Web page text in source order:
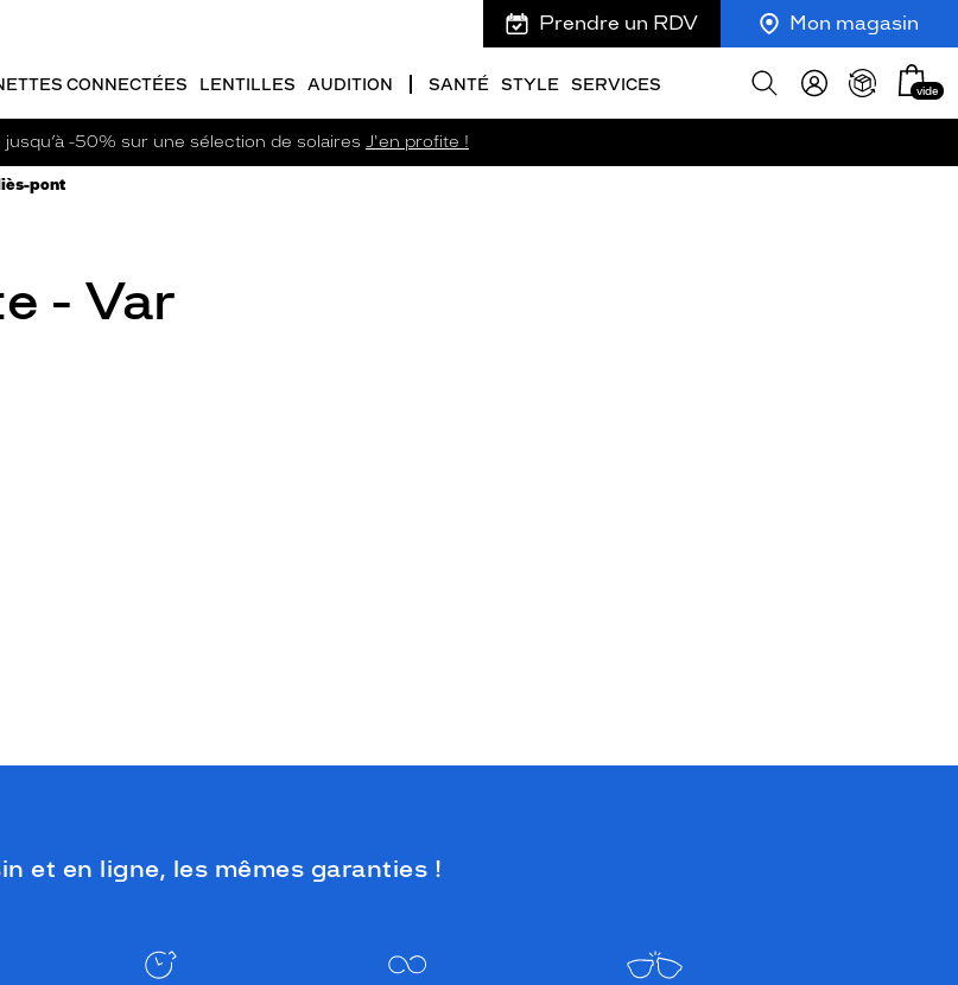
Prendre un RDV Mon magasin
CONNECTÉES LENTILLES AUDITION SANTÉ STYLE SERVICES
Afficher
Mon
panier
vide
-50% sur une sélection de solaires J'en profite !
pont
- Var
et en ligne, les mêmes garanties !